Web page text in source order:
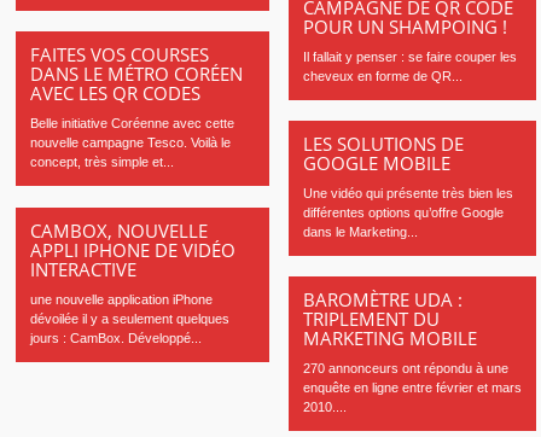
CAMPAGNE DE QR CODE
POUR UN SHAMPOING !
Il fallait y penser : se faire couper les
cheveux en forme de QR...
FAITES VOS COURSES
DANS LE MÉTRO CORÉEN
AVEC LES QR CODES
Belle initiative Coréenne avec cette
nouvelle campagne Tesco. Voilà le
concept, très simple et...
LES SOLUTIONS DE
GOOGLE MOBILE
Une vidéo qui présente très bien les
différentes options qu’offre Google
dans le Marketing...
CAMBOX, NOUVELLE
APPLI IPHONE DE VIDÉO
INTERACTIVE
une nouvelle application iPhone
dévoilée il y a seulement quelques
jours : CamBox. Développé...
BAROMÈTRE UDA :
TRIPLEMENT DU
MARKETING MOBILE
270 annonceurs ont répondu à une
enquête en ligne entre février et mars
2010....